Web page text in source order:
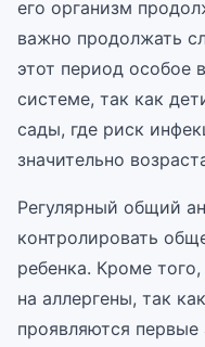
его организм
важно продолжать
этот период особое
системе, так как
сады, где риск
значительно
Регулярный общий
контролировать
ребенка. Кроме
на аллергены, так
проявляются первые